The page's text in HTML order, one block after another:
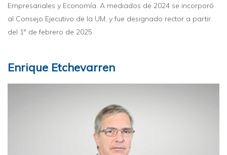
Empresariales y Economía. A mediados de 2024 se incorporó
al Consejo Ejecutivo de la UM, y fue designado rector a partir
del 1° de febrero de 2025.
Enrique Etchevarren